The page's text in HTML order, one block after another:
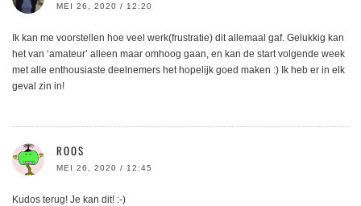
MEI 26, 2020 / 12:20
Ik kan me voorstellen hoe veel werk(frustratie) dit allemaal gaf. Gelukkig kan
het van ‘amateur’ alleen maar omhoog gaan, en kan de start volgende week
met alle enthousiaste deelnemers het hopelijk goed maken :) Ik heb er in elk
geval zin in!
ROOS
MEI 26, 2020 / 12:45
Kudos terug! Je kan dit! :-)